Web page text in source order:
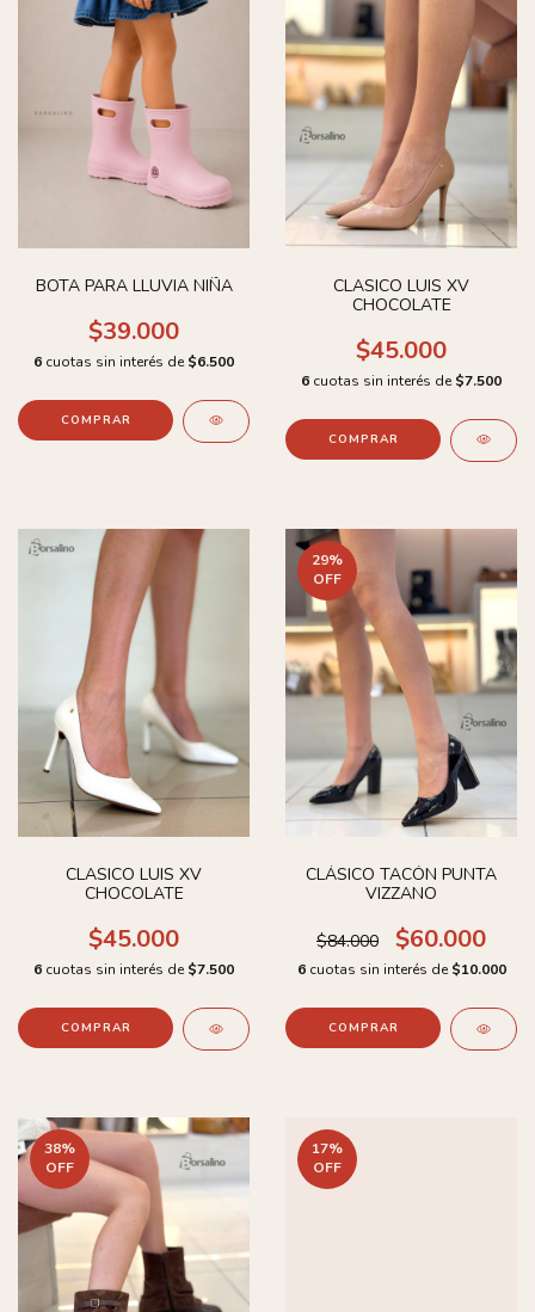
BOTA PARA LLUVIA NIÑA
$39.000
6 cuotas sin interés de $6.500
COMPRAR
CLASICO LUIS XV
CHOCOLATE
$45.000
6 cuotas sin interés de $7.500
COMPRAR
CLASICO LUIS XV
CHOCOLATE
$45.000
6 cuotas sin interés de $7.500
COMPRAR
29%
OFF
CLÁSICO TACÓN PUNTA
VIZZANO
$84.000 $60.000
6 cuotas sin interés de $10.000
COMPRAR
38%
OFF
17%
OFF